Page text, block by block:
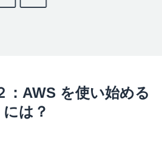
：AWS を使い始める
には？